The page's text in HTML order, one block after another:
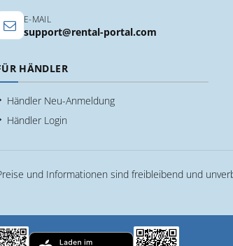
E-MAIL
support@rental-portal.com
HÄNDLER
Händler Neu-Anmeldung
Händler Login
und Informationen sind freibleibend und